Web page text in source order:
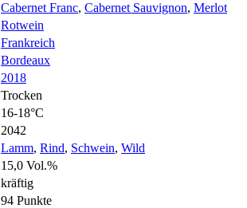
Cabernet Franc, Cabernet Sauvignon, Merlot
Rotwein
Frankreich
Bordeaux
2018
Trocken
16-18°C
2042
Lamm, Rind, Schwein, Wild
15,0 Vol.%
kräftig
94 Punkte